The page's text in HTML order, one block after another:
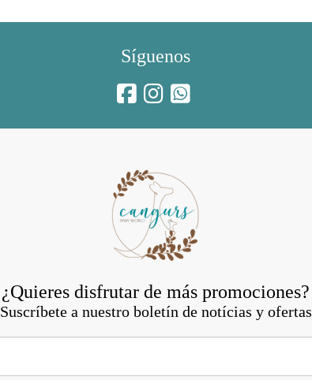
Síguenos
¿Quieres disfrutar de más promociones?
Suscríbete a nuestro boletín de notícias y ofertas